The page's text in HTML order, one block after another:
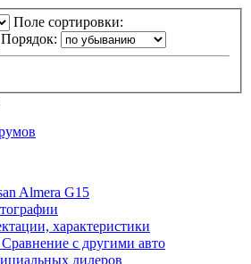
Поле сортировки:
Порядок:
Almera G15
характеристики
с другими авто
дилеров